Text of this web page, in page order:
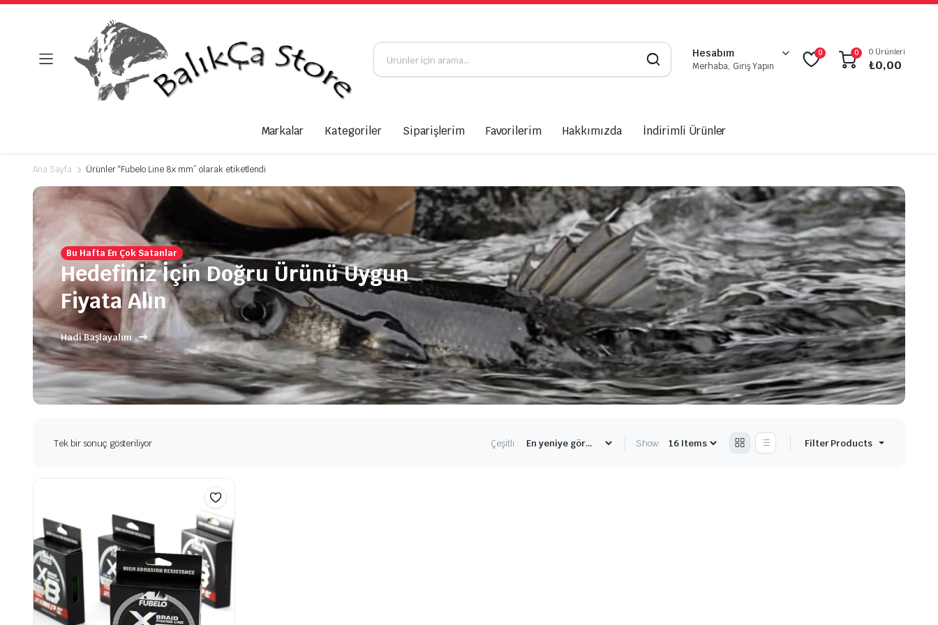
Hesabım
Merhaba, Giriş Yapın
0 0 0 Ürünleri
₺0,00
Markalar Kategoriler Siparişlerim Favorilerim Hakkımızda İndirimli Ürünler
Ana Sayfa Ürünler “Fubelo Line 8x mm” olarak etiketlendi
Bu Hafta En Çok Satanlar
Hedefiniz İçin Doğru Ürünü Uygun
Fiyata Alın
Hadi Başlayalım
Tek bir sonuç gösteriliyor Çeşitli : Show: Filter Products